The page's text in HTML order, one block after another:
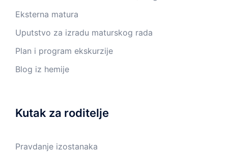
Eksterna matura
Uputstvo za izradu maturskog rada
Plan i program ekskurzije
Blog iz hemije
Kutak za roditelje
Pravdanje izostanaka